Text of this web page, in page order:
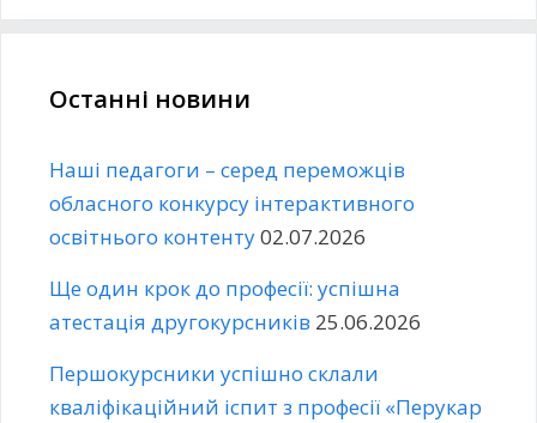
Останні новини
Наші педагоги – серед переможців
обласного конкурсу інтерактивного
освітнього контенту02.07.2026
Ще один крок до професії: успішна
атестація другокурсників 25.06.2026
Першокурсники успішно склали
кваліфікаційний іспит з професії «Перукар